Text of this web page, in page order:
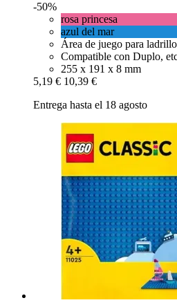
-50%
rosa princesa
azul del mar
Área de juego para
Compatible con Duplo,
255 x 191 x 8 mm
5,19 € 10,39 €
Entrega hasta el 18 agosto